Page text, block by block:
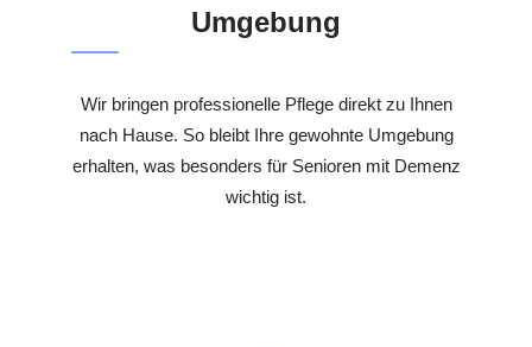
Umgebung
Wir bringen professionelle Pflege direkt zu Ihnen
nach Hause. So bleibt Ihre gewohnte Umgebung
erhalten, was besonders für Senioren mit Demenz
wichtig ist.